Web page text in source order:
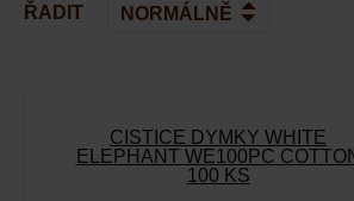
ŘADIT
ČISTIČE DÝMKY WHITE
ELEPHANT WE100PC
100 KS